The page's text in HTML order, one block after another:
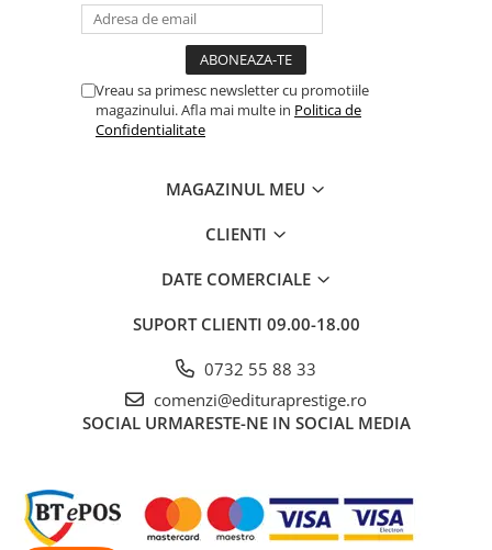
Consumabile & Accesorii
Carti in dar
Carti pentru copii
Carte Prescolara, Joc
Descopera lumea
Descopera si invata
Primele notiuni
Carti de colorat
Vreau sa primesc newsletter cu promotiile
magazinului. Afla mai multe in Politica de
Confidentialitate
MAGAZINUL MEU
CLIENTI
DATE COMERCIALE
SUPORT CLIENTI 09.00-18.00
0732 55 88 33
comenzi@edituraprestige.ro
SOCIAL URMARESTE-NE IN SOCIAL MEDIA